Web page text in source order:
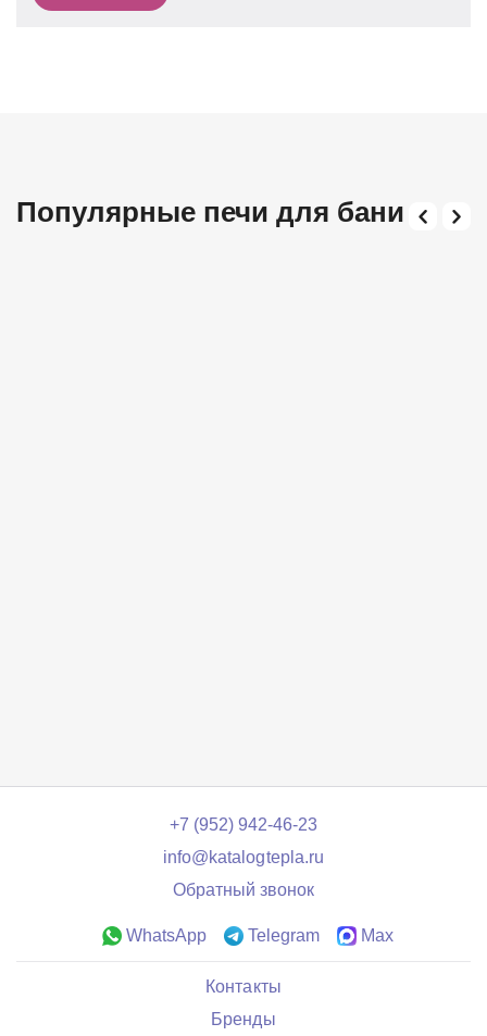
Популярные печи для бани
+7 (952) 942-46-23
info@katalogtepla.ru
Обратный звонок
WhatsApp Telegram Max
Контакты
Бренды